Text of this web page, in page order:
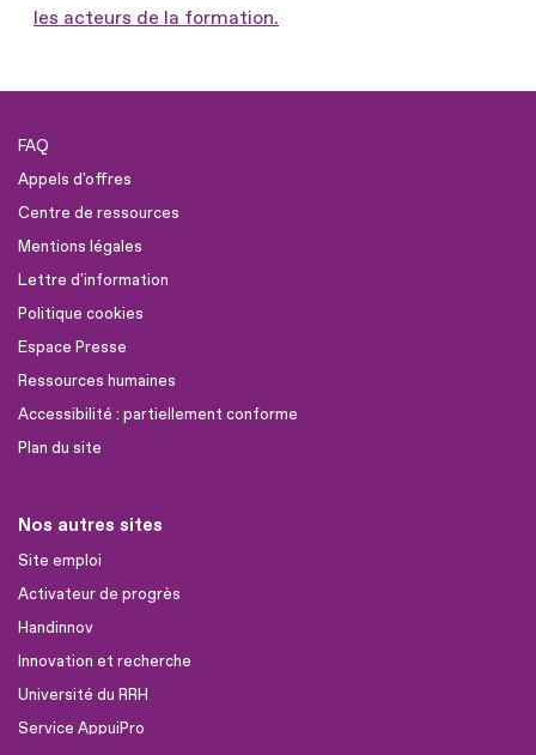
les acteurs de la formation.
FAQ
Appels d'offres
Centre de ressources
Mentions légales
Lettre d'information
Politique cookies
Espace Presse
Ressources humaines
Accessibilité : partiellement conforme
Plan du site
Nos autres sites
Site emploi
Activateur de progrès
Handinnov
Innovation et recherche
Université du RRH
Service AppuiPro